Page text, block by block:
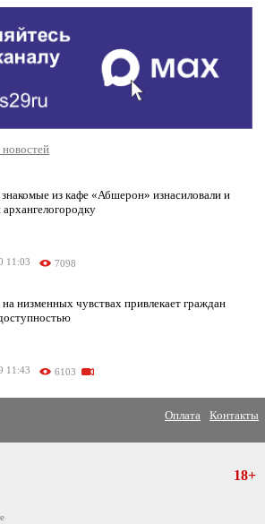
из кафе «Абшерон» изнасиловали и
архангелогородку
11:03 7098
на низменных чувствах привлекает граждан
11:43 6103
Оплата Контакты
18+